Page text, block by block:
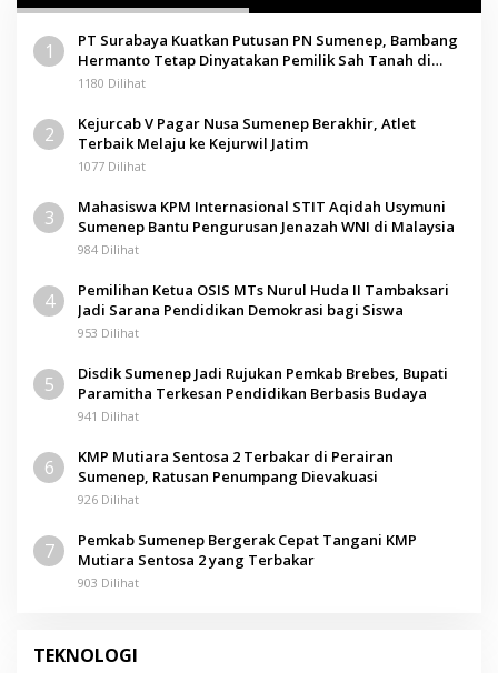
1
PT Surabaya Kuatkan Putusan PN Sumenep, Bambang
Hermanto Tetap Dinyatakan Pemilik Sah Tanah di
Pamolokan
1180 Dilihat
2
Kejurcab V Pagar Nusa Sumenep Berakhir, Atlet
Terbaik Melaju ke Kejurwil Jatim
1077 Dilihat
3
Mahasiswa KPM Internasional STIT Aqidah Usymuni
Sumenep Bantu Pengurusan Jenazah WNI di Malaysia
984 Dilihat
4
Pemilihan Ketua OSIS MTs Nurul Huda II Tambaksari
Jadi Sarana Pendidikan Demokrasi bagi Siswa
953 Dilihat
5
Disdik Sumenep Jadi Rujukan Pemkab Brebes, Bupati
Paramitha Terkesan Pendidikan Berbasis Budaya
941 Dilihat
6
KMP Mutiara Sentosa 2 Terbakar di Perairan
Sumenep, Ratusan Penumpang Dievakuasi
926 Dilihat
7
Pemkab Sumenep Bergerak Cepat Tangani KMP
Mutiara Sentosa 2 yang Terbakar
903 Dilihat
TEKNOLOGI